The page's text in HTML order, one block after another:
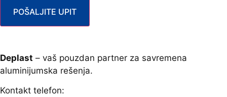
POŠALJITE UPIT
Deplast – vaš pouzdan partner za savremena
aluminijumska rešenja.
Kontakt telefon: